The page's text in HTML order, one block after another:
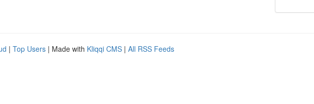
| Top Users | Made with Kliqqi CMS | All RSS Feeds